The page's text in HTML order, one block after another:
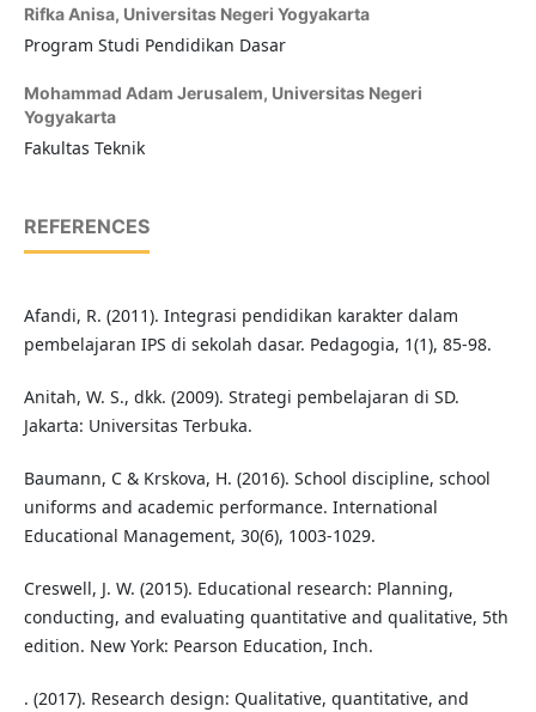
Rifka Anisa, Universitas Negeri Yogyakarta
Program Studi Pendidikan Dasar
Mohammad Adam Jerusalem, Universitas Negeri
Yogyakarta
Fakultas Teknik
REFERENCES
Afandi, R. (2011). Integrasi pendidikan karakter dalam
pembelajaran IPS di sekolah dasar. Pedagogia, 1(1), 85-98.
Anitah, W. S., dkk. (2009). Strategi pembelajaran di SD.
Jakarta: Universitas Terbuka.
Baumann, C & Krskova, H. (2016). School discipline, school
uniforms and academic performance. International
Educational Management, 30(6), 1003-1029.
Creswell, J. W. (2015). Educational research: Planning,
conducting, and evaluating quantitative and qualitative, 5th
edition. New York: Pearson Education, Inch.
. (2017). Research design: Qualitative, quantitative, and